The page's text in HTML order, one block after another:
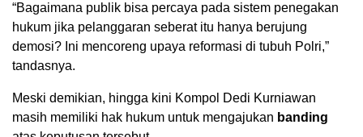
“Bagaimana publik bisa percaya pada sistem penegakan
hukum jika pelanggaran seberat itu hanya berujung
demosi? Ini mencoreng upaya reformasi di tubuh Polri,”
tandasnya.
Meski demikian, hingga kini Kompol Dedi Kurniawan
masih memiliki hak hukum untuk mengajukan banding